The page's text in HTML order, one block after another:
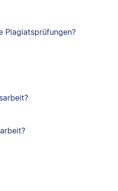
Plagiatsprüfungen?